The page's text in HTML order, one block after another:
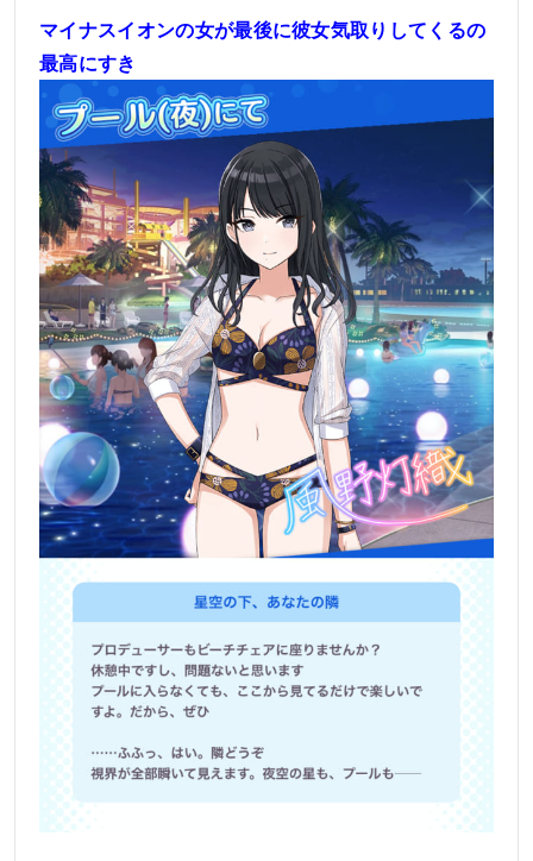
マイナスイオンの女が最後に彼女気取りしてくるの
最高にすき